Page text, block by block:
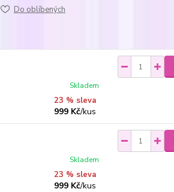
Do oblíbených
23 % sleva
999 Kč/kus
Skladem
23 % sleva
999 Kč/kus
Skladem